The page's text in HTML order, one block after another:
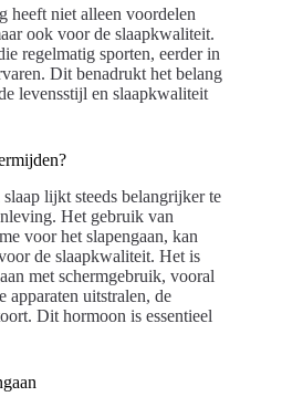
heeft niet alleen voordelen
ook voor de slaapkwaliteit.
regelmatig sporten, eerder in
Dit benadrukt het belang
levensstijl en slaapkwaliteit
lijkt steeds belangrijker te
Het gebruik van
voor het slapengaan, kan
de slaapkwaliteit. Het is
met schermgebruik, vooral
apparaten uitstralen, de
Dit hormoon is essentieel